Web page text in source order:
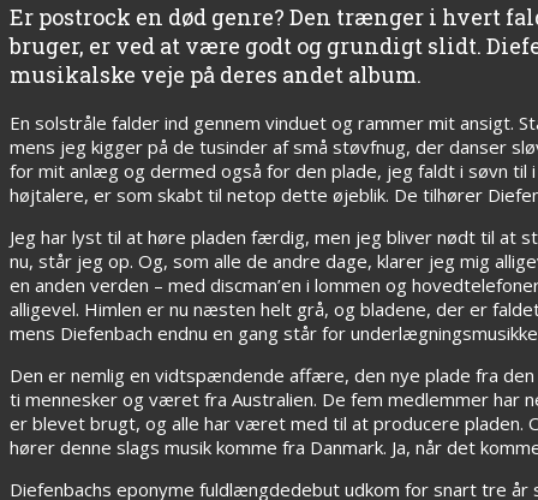
Er postrock en død genre? Den trænger i hvert
bruger, er ved at være godt og grundigt slidt.
musikalske veje på deres andet album.
En solstråle falder ind gennem vinduet og rammer mit ansigt.
mens jeg kigger på de tusinder af små støvfnug, der danser
for mit anlæg og dermed også for den plade, jeg faldt i søvn til
højtalere, er som skabt til netop dette øjeblik. De tilhører
Jeg har lyst til at høre pladen færdig, men jeg bliver nødt til at
nu, står jeg op. Og, som alle de andre dage, klarer jeg mig
en anden verden – med discman’en i lommen og
alligevel. Himlen er nu næsten helt grå, og bladene, der er
mens Diefenbach endnu en gang står for
Den er nemlig en vidtspændende affære, den nye plade fra
ti mennesker og været fra Australien. De fem medlemmer har
er blevet brugt, og alle har været med til at producere
hører denne slags musik komme fra Danmark. Ja, når det
Diefenbachs eponyme fuldlængdedebut udkom for snart tre